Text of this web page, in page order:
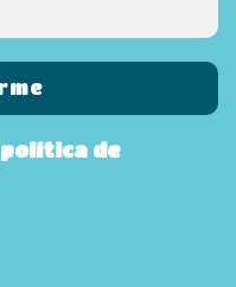
política de